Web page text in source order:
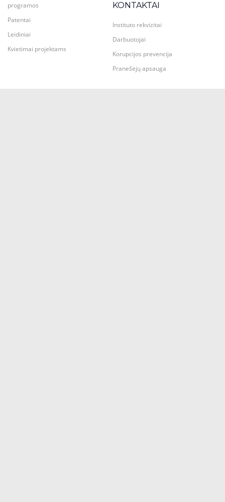
programos
Patentai
Leidiniai
Kvietimai projektams
KONTAKTAI
Instituto rekvizitai
Darbuotojai
Korupcijos prevencija
Pranešėjų apsauga